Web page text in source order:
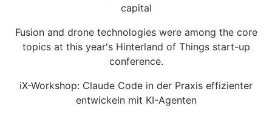
capital
Fusion and drone technologies were among the core
topics at this year's Hinterland of Things start-up
conference.
iX-Workshop: Claude Code in der Praxis effizienter
entwickeln mit KI-Agenten